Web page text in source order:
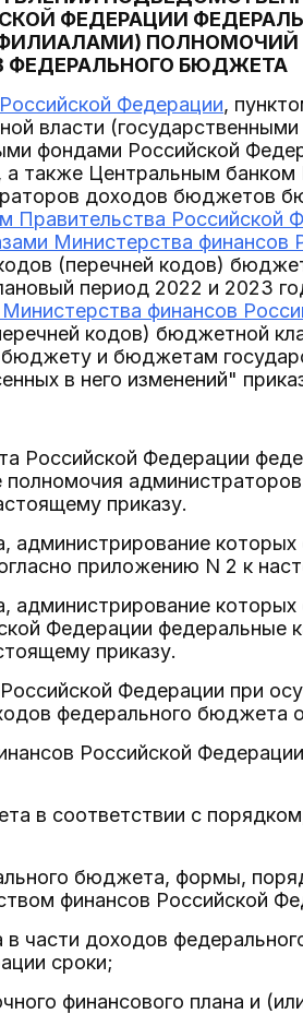
ФЕДЕРАЦИИ
ПОЛНОМОЧИЙ
БЮДЖЕТА
Федерации,
власти
фондами Российской
также Центральным банком
доходов бюджетов
Правительства Российской
Министерства финансов
(перечней кодов)
период 2022 и 2023
Министерства финансов
кодов) бюджетной
и бюджетам
в него изменений"
Российской Федерации
приказу.
которых
приложению N 2 к
администрирование
Федерации федеральные
приказу.
Федерации при
федерального бюджета
Российской
в соответствии с
бюджета, формы,
финансов Российской
части доходов
сроки;
финансового плана и